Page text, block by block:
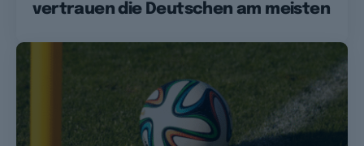
vertrauen die Deutschen am meisten